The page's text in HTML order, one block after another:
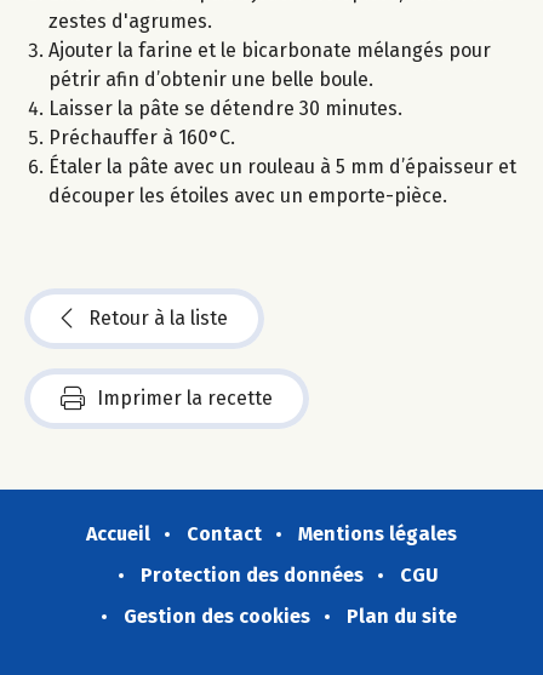
zestes d'agrumes.
Ajouter la farine et le bicarbonate mélangés pour
pétrir afin d’obtenir une belle boule.
Laisser la pâte se détendre 30 minutes.
Préchauffer à 160°C.
Étaler la pâte avec un rouleau à 5 mm d’épaisseur et
découper les étoiles avec un emporte-pièce.
Retour à la liste
Imprimer la recette
Accueil Contact
Mentions légales
Protection des données
CGU
Gestion des cookies
Plan du site